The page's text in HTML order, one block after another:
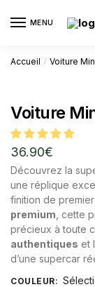
MENU
Accueil / Voiture
Voiture
36.90€
Découvrez la
une réplique
finition de
premium , cette
précieux à toute
authentiques et
d’une supercar
COULEUR: